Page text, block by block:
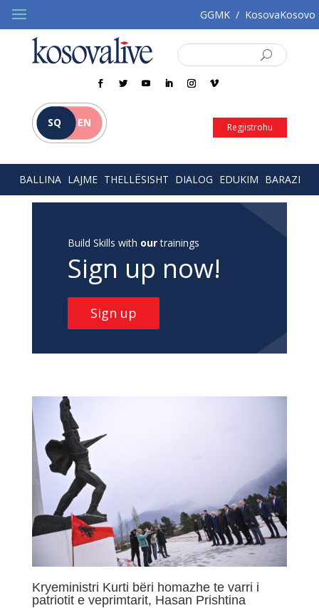
GGMK / KosovaKosovo
SQ EN Regjistrohu
BALLINA LAJME THELLËSISHT DIALOG EDUKIM BARAZI
Build Skills with ourtrainings
Sign up now!
Sign up
Kryeministri Kurti bëri homazhe te varri i
patriotit e veprimtarit, Hasan Prishtina